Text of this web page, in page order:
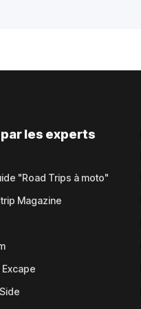
les experts
"Road Trips à moto"
Magazine